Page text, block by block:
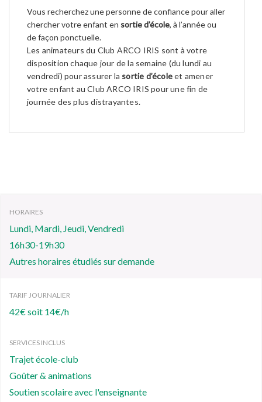
Vous recherchez une personne de confiance pour aller
chercher votre enfant en sortie d’école, à l’année ou
de façon ponctuelle.
Les animateurs du Club ARCO IRIS sont à votre
disposition chaque jour de la semaine (du lundi au
vendredi) pour assurer la sortie d’écoleet amener
votre enfant au Club ARCO IRIS pour une fin de
journée des plus distrayantes.
HORAIRES
Lundi, Mardi, Jeudi, Vendredi
16h30-19h30
Autres horaires étudiés sur demande
TARIF JOURNALIER
42€ soit 14€/h
SERVICES INCLUS
Trajet école-club
Goûter & animations
Soutien scolaire avec l'enseignante